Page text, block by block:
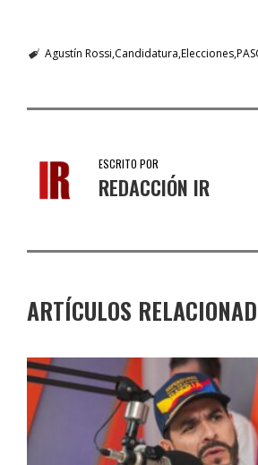
Agustín Rossi Candidatura Elecciones
ESCRITO POR
REDACCIÓN IR
ARTÍCULOS